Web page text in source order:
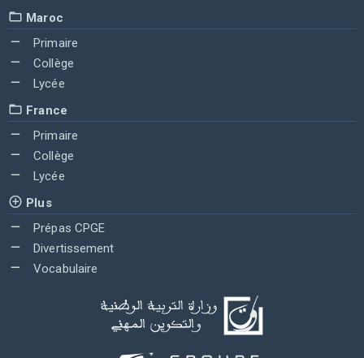
Maroc
Primaire
Collège
Lycée
France
Primaire
Collège
Lycée
Plus
Prépas CPGE
Divertissement
Vocabulaire